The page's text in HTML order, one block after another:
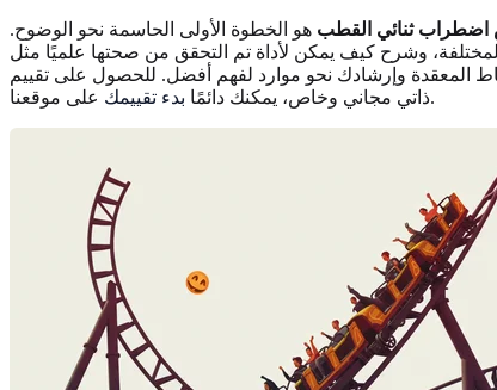
اضطراب ثنائي القطب هو الخطوة الأولى الحاسمة نحو الوضوح.
المعقدة وإرشادك نحو موارد لفهم أفضل. للحصول على تقييم
ذاتي مجاني وخاص، يمكنك دائمًا بدء تقييمك على موقعنا.